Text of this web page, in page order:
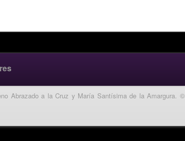
Abrazado a la Cruz y María Santísima de la Amargura. ©